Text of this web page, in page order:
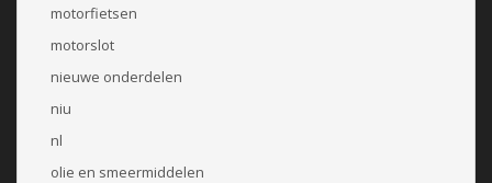
motorfietsen
motorslot
nieuwe onderdelen
niu
nl
olie en smeermiddelen